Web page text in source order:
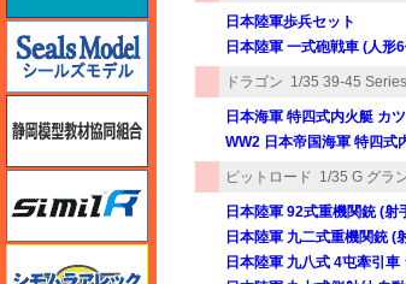
日本陸軍歩兵セット
日本陸軍 一式砲戦車 (人形
ドラゴン 1/35 39-45 Series
日本海軍 特四式内火艇 カツ
WW2 日本帝国海軍 特四式
ピットロード 1/35 G グラ
日本陸軍 92式重機関銃 (射
日本陸軍 九二式重機関銃 (
日本陸軍 九八式 4屯牽引車
シールズモデル
静岡模型協同組合
シミラー（similR）
シモムラアレック